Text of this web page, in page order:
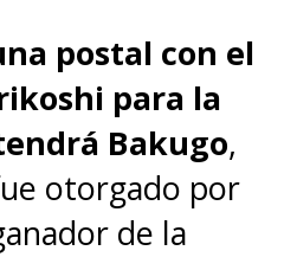
postal con el
para la
Bakugo,
otorgado por
de la